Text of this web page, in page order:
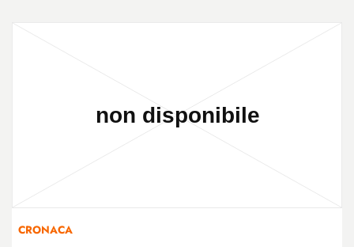
CRONACA